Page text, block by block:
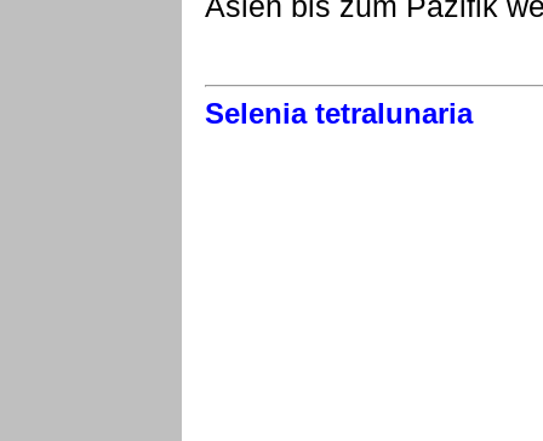
Selenia tetralunaria